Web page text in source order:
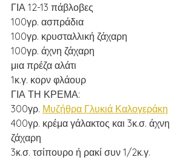
ΓΙΑ 12-13 πάβλοβες
100γρ. ασπράδια
100γρ. κρυσταλλική ζάχαρη
100γρ. άχνη ζάχαρη
μια πρέζα αλάτι
1κ.γ. κορν φλάουρ
ΓΙΑ ΤΗ ΚΡΕΜΑ:
300γρ. Μυζήθρα Γλυκιά Καλογεράκη
400γρ. κρέμα γάλακτος και 3κ.σ. άχνη
ζάχαρη
3κ.σ. τσίπουρο ή ρακί συν 1/2κ.γ.